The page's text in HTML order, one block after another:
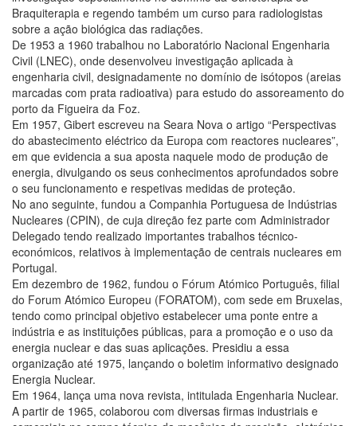
Braquiterapia e regendo também um curso para radiologistas
sobre a ação biológica das radiações.
De 1953 a 1960 trabalhou no Laboratório Nacional Engenharia
Civil (LNEC), onde desenvolveu investigação aplicada à
engenharia civil, designadamente no domínio de isótopos (areias
marcadas com prata radioativa) para estudo do assoreamento do
porto da Figueira da Foz.
Em 1957, Gibert escreveu na Seara Nova o artigo “Perspectivas
do abastecimento eléctrico da Europa com reactores nucleares”,
em que evidencia a sua aposta naquele modo de produção de
energia, divulgando os seus conhecimentos aprofundados sobre
o seu funcionamento e respetivas medidas de proteção.
No ano seguinte, fundou a Companhia Portuguesa de Indústrias
Nucleares (CPIN), de cuja direção fez parte com Administrador
Delegado tendo realizado importantes trabalhos técnico-
económicos, relativos à implementação de centrais nucleares em
Portugal.
Em dezembro de 1962, fundou o Fórum Atómico Português, filial
do Forum Atómico Europeu (FORATOM), com sede em Bruxelas,
tendo como principal objetivo estabelecer uma ponte entre a
indústria e as instituições públicas, para a promoção e o uso da
energia nuclear e das suas aplicações. Presidiu a essa
organização até 1975, lançando o boletim informativo designado
Energia Nuclear.
Em 1964, lança uma nova revista, intitulada Engenharia Nuclear.
A partir de 1965, colaborou com diversas firmas industriais e